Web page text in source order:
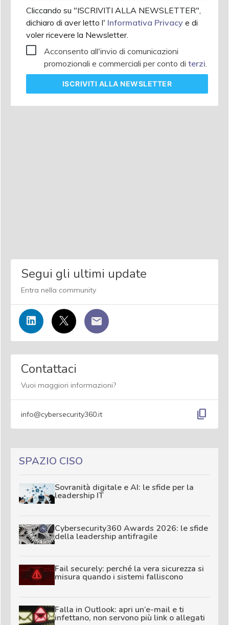
Cliccando su "ISCRIVITI ALLA NEWSLETTER",
dichiaro di aver letto l' Informativa Privacy e di
voler ricevere la Newsletter.
Acconsento all'invio di comunicazioni
promozionali e commerciali per conto di terzi.
ISCRIVITI ALLA NEWSLETTER
Segui gli ultimi update
Entra nella community
Contattaci
Vuoi maggiori informazioni?
info@cybersecurity360.it content_copy
SPAZIO CISO
Sovranità digitale e AI: le sfide per la
leadership IT
Cybersecurity360 Awards 2026: le sfide
della leadership antifragile
Fail securely: perché la vera sicurezza si
misura quando i sistemi falliscono
Falla in Outlook: apri un’e-mail e ti
infettano, non servono più link o allegati